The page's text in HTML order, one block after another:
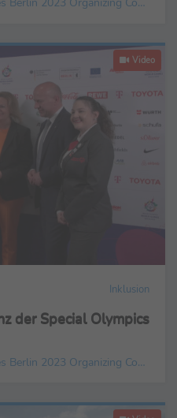
Video
Inklusion
der Special Olympics
Special Olympics World Games Berlin 2023 Organizing Committee gGmbH